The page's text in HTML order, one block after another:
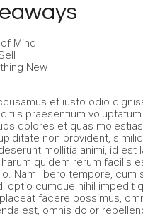
Mind
New
et iusto odio
praesentium
dolores et quas
non provident,
mollitia animi, id est
quidem rerum facilis
Nam libero tempore, cum
optio cumque nihil impedit
facere possimus,
est, omnis dolor